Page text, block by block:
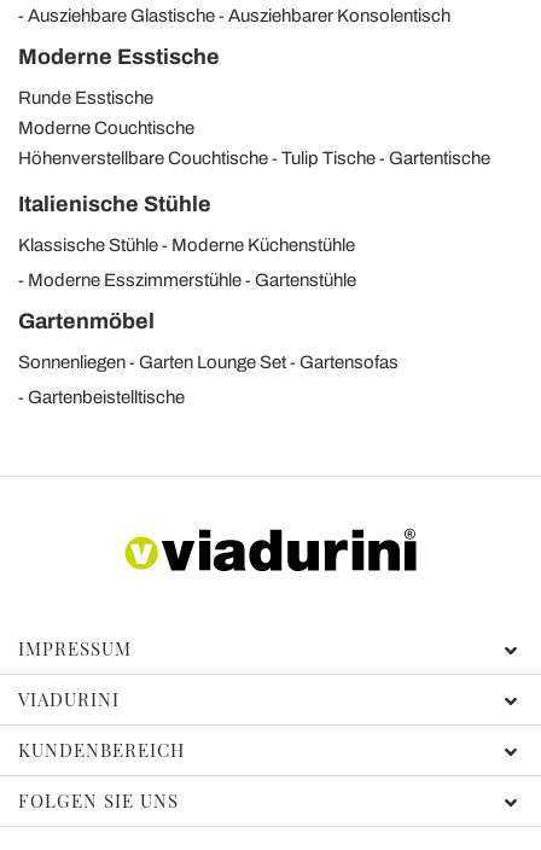
Ausziehbare Glastische
Ausziehbarer Konsolentisch
Moderne Esstische
Runde Esstische
Moderne Couchtische
Höhenverstellbare Couchtische
Tulip Tische Gartentische
Italienische Stühle
Klassische Stühle
Moderne Küchenstühle
Moderne Esszimmerstühle
Gartenstühle
Gartenmöbel
Sonnenliegen Garten Lounge Set
Gartensofas
Gartenbeistelltische
IMPRESSUM
VIADURINI
KUNDENBEREICH
FOLGEN SIE UNS